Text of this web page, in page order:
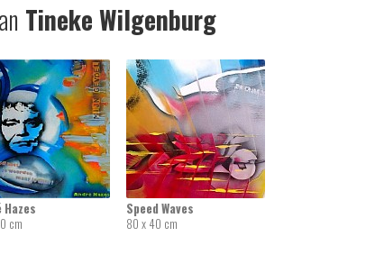
Tineke Wilgenburg
Hazes
cm
Speed Waves
80 x 40 cm